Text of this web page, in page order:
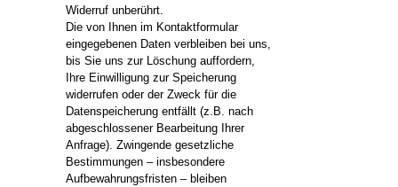
Widerruf unberührt.
Die von Ihnen im Kontaktformular
eingegebenen Daten verbleiben bei uns,
bis Sie uns zur Löschung auffordern,
Ihre Einwilligung zur Speicherung
widerrufen oder der Zweck für die
Datenspeicherung entfällt (z.B. nach
abgeschlossener Bearbeitung Ihrer
Anfrage). Zwingende gesetzliche
Bestimmungen – insbesondere
Aufbewahrungsfristen – bleiben